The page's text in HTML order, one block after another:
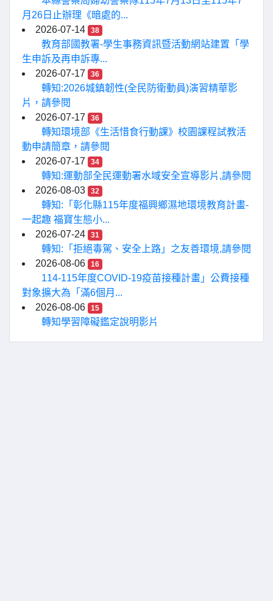
月26日止辦理《暗處的...
2026-07-14
38
教育部國教署-學生事務資訊暨活動網站建置「學
生申訴及再申訴專...
2026-07-17
36
轉知:2026城鎮韌性(全民防衛動員)演習精華影
片，請參閱
2026-07-17
36
轉知環境部《生活惜食行動課》校園課程試教活
動申請簡章，請參閱
2026-07-17
34
轉知:運動部全民運動署水域安全宣導影片,請參閱
2026-08-03
32
轉知:「彰化縣115年度福興鄉濕地環境教育計畫-
一起趣 福寶生態小...
2026-07-24
31
轉知:「拒絕毒駕、安全上路」之友善環境,請參閱
2026-08-06
16
114-115年度COVID-19疫苗接種計畫」公費接種
對象擴大為「滿6個月...
2026-08-06
15
轉知學習障礙鑑定說明影片